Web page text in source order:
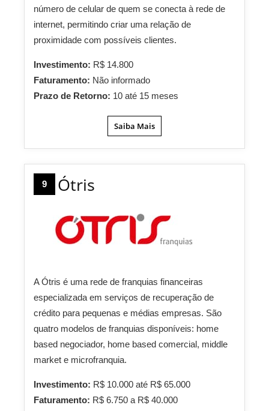
número de celular de quem se conecta à rede de
internet, permitindo criar uma relação de
proximidade com possíveis clientes.
Investimento: R$ 14.800
Faturamento: Não informado
Prazo de Retorno: 10 até 15 meses
Saiba Mais
9 Ótris
A Ótris é uma rede de franquias financeiras
especializada em serviços de recuperação de
crédito para pequenas e médias empresas. São
quatro modelos de franquias disponíveis: home
based negociador, home based comercial, middle
market e microfranquia.
Investimento: R$ 10.000 até R$ 65.000
Faturamento: R$ 6.750 a R$ 40.000